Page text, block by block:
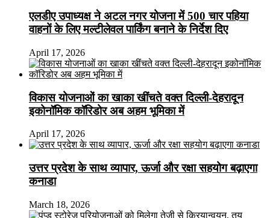
एलडीए उपाध्यक्ष ने अटल नगर योजना में 500 चार पहिया
वाहनों के लिए मल्टीलेवल पार्किंग बनाने के निर्देश दिए
April 17, 2026
विकास योजनाओं का खाका खींचते वक्त दिल्ली-देहरादून
इकोनॉमिक कॉरिडोर अब अहम भूमिका में
April 17, 2026
उत्तर प्रदेश के साथ व्यापार, ऊर्जा और रक्षा सहयोग बढ़ाएगा
कनाडा
March 18, 2026